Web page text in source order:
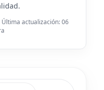
actualización: 06